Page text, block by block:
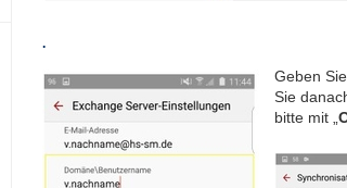
.
Geben
Sie danach
bitte mit „